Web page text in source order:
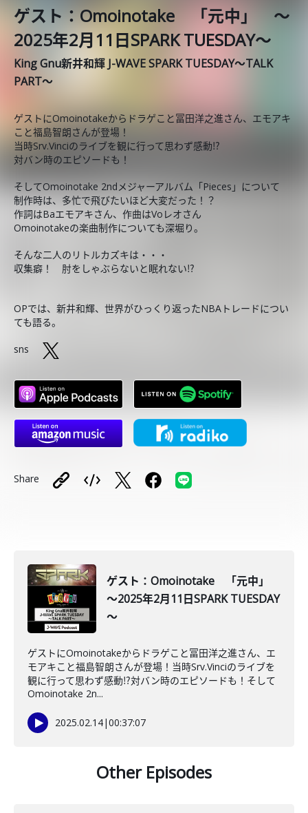
ゲスト：Omoinotake 「元中」 ～
2025年2月11日SPARK TUESDAY～
King Gnu新井和輝 J-WAVE SPARK TUESDAY～TALK
PART～
ゲストにOmoinotakeからドラゲこと冨田洋之進さん、エモアキ
こと福島智朗さんが登場！
当時Srv.Vinciのライブを観に行って思わず感動⁉
対バン時のエピソードも！
そしてOmoinotake 2ndメジャーアルバム「Pieces」について
制作時は、多忙で飛びたいほど大変だった！？
作詞はBaエモアキさん、作曲はVoレオさん
Omoinotakeの楽曲制作についても深堀り。
そんな二人のリトルカズキは・・・
収集癖！ 肘をしゃぶらないと眠れない⁉
OPでは、新井和輝、世界がひっくり返ったNBAトレードについ
ても語る。
sns
Share
ゲスト：Omoinotake 「元中」
～2025年2月11日SPARK TUESDAY
～
ゲストにOmoinotakeからドラゲこと冨田洋之進さん、エ
モアキこと福島智朗さんが登場！当時Srv.Vinciのライブを
観に行って思わず感動⁉対バン時のエピソードも！そして
Omoinotake 2n...
2025.02.14|00:37:07
Other Episodes